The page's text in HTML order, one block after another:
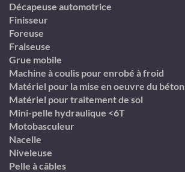
Décapeuse automotrice
Finisseur
Foreuse
Fraiseuse
Grue mobile
Machine à coulis pour enrobé à froid
Matériel pour la mise en oeuvre du béton
Matériel pour traitement de sol
Mini-pelle hydraulique <6T
Motobasculeur
Nacelle
Niveleuse
Pelle à câbles